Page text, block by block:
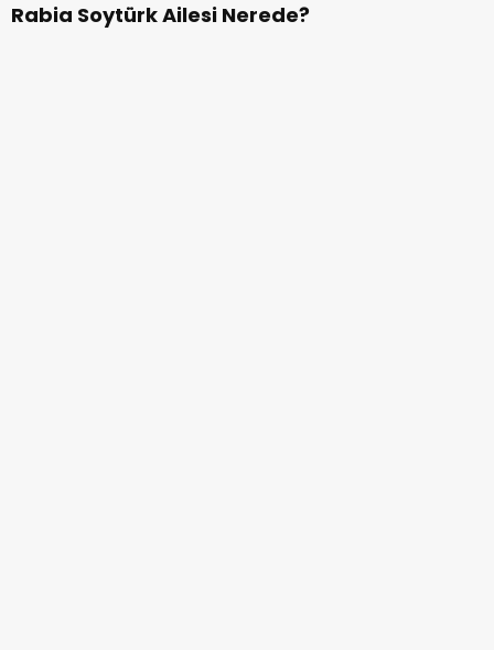
Rabia Soytürk Ailesi Nerede?